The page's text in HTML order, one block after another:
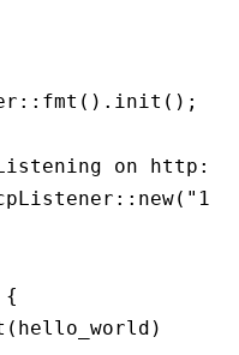
:: fmt () . init ();
on http://
:: new(
{
(hello_world)